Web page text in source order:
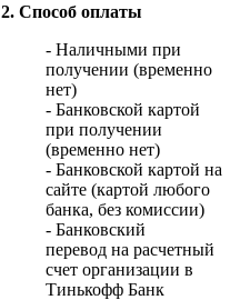
2. Способ оплаты
- Наличными при
получении (временно
нет)
- Банковской картой
при получении
(временно нет)
- Банковской картой на
сайте (картой любого
банка, без комиссии)
- Банковский
перевод на расчетный
счет организации в
Тинькофф Банк